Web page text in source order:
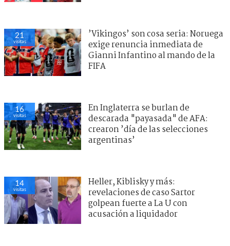
21
visitas
’Vikingos’ son cosa seria: Noruega
exige renuncia inmediata de
Gianni Infantino al mando de la
FIFA
16
visitas
En Inglaterra se burlan de
descarada "payasada" de AFA:
crearon ’día de las selecciones
argentinas’
14
visitas
Heller, Kiblisky y más:
revelaciones de caso Sartor
golpean fuerte a La U con
acusación a liquidador